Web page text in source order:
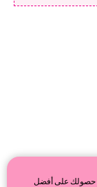
حصولك على أفضل